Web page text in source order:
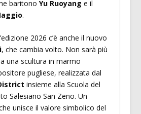
baritono Yu Ruoyang e il
.
2026 c’è anche il nuovo
, che cambia volto. Non sarà più
una scultura in marmo
pugliese, realizzata dal
insieme alla Scuola del
Salesiano San Zeno. Un
unisce il valore simbolico del